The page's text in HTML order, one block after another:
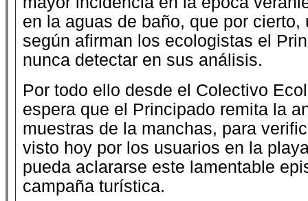
en la aguas de baño, que por cierto,
según afirman los ecologistas el
nunca detectar en sus análisis.
Por todo ello desde el Colectivo
espera que el Principado remita la
muestras de la manchas, para
visto hoy por los usuarios en la
pueda aclararse este lamentable
campaña turística.